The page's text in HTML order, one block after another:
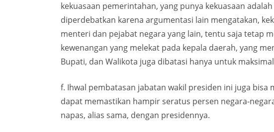
kekuasaan pemerintahan, yang punya kekuasaan
diperdebatkan karena argumentasi lain mengatakan,
menteri dan pejabat negara yang lain, tentu saja tetap
kewenangan yang melekat pada kepala daerah, yang
Bupati, dan Walikota juga dibatasi hanya untuk
f. Ihwal pembatasan jabatan wakil presiden ini juga
dapat memastikan hampir seratus persen negara-
napas, alias sama, dengan presidennya.